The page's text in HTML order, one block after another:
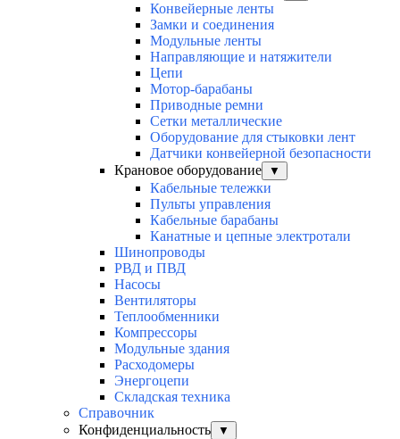
Конвейерные ленты
Замки и соединения
Модульные ленты
Направляющие и натяжители
Цепи
Мотор-барабаны
Приводные ремни
Сетки металлические
Оборудование для стыковки лент
Датчики конвейерной безопасности
Крановое оборудование
▼
Кабельные тележки
Пульты управления
Кабельные барабаны
Канатные и цепные электротали
Шинопроводы
РВД и ПВД
Насосы
Вентиляторы
Теплообменники
Компрессоры
Модульные здания
Расходомеры
Энергоцепи
Складская техника
Справочник
Конфиденциальность
▼